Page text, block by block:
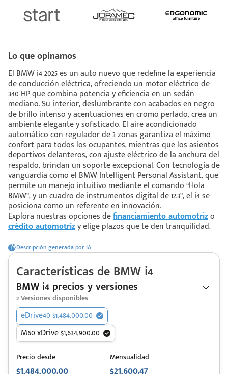
Lo que opinamos
El BMW i4 2025 es un auto nuevo que redefine la experiencia
de conducción eléctrica, ofreciendo un motor eléctrico de
340 HP que combina potencia y eficiencia en un sedán
mediano. Su interior, deslumbrante con acabados en negro
de brillo intenso y acentuaciones en cromo perlado, crea un
ambiente elegante y sofisticado. El aire acondicionado
automático con regulador de 3 zonas garantiza el máximo
confort para todos los ocupantes, mientras que los asientos
deportivos delanteros, con ajuste eléctrico de la anchura del
respaldo, brindan un soporte excepcional. Con tecnología de
vanguardia como el BMW Intelligent Personal Assistant, que
permite un manejo intuitivo mediante el comando “Hola
BMW”, y un cuadro de instrumentos digital de 12.3”, el i4 se
posiciona como un referente en innovación.
Explora nuestras opciones definanciamiento automotrizo
crédito automotrizy elige plazos que te den tranquilidad.
Descripción generada por IA
Características de BMW i4
BMW i4 precios y versiones
2Versiones disponibles
eDrive40 $1,484,000.00
M60 xDrive $1,634,900.00
Precio desde Mensualidad
enviar tu cotización
conozcas nuestro
asesor te guiará
para que
la mejor desición.
más
estoy viendo 😀